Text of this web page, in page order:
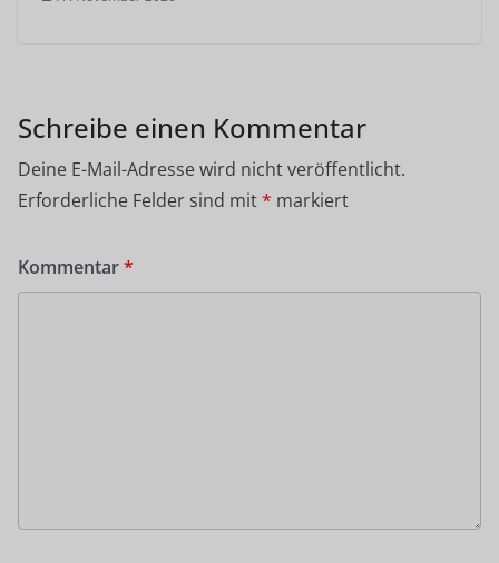
Schreibe einen Kommentar
Deine E-Mail-Adresse wird nicht veröffentlicht.
Erforderliche Felder sind mit* markiert
Kommentar*